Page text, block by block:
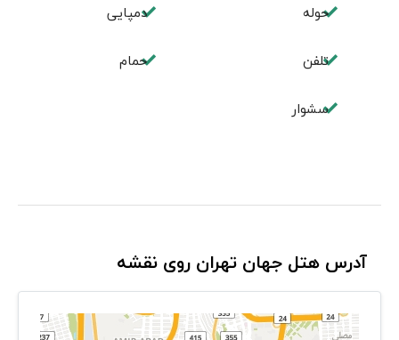
حوله دمپایی
تلفن حمام
سشوار
آدرس هتل جهان تهران روی نقشه